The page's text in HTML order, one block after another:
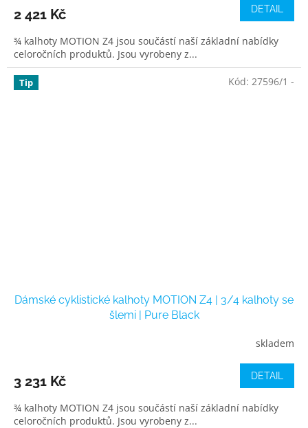
2 421 Kč DETAIL
¾ kalhoty MOTION Z4 jsou součástí naší základní nabídky
celoročních produktů. Jsou vyrobeny z...
Tip
Dámské cyklistické kalhoty MOTION Z4 | 3/4 kalhoty se
šlemi | Pure Black
skladem
3 231 Kč DETAIL
¾ kalhoty MOTION Z4 jsou součástí naší základní nabídky
celoročních produktů. Jsou vyrobeny z...
Kód: 27596/1 -